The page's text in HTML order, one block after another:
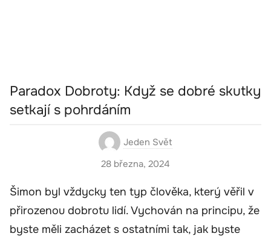
Paradox Dobroty: Když se dobré skutky
setkají s pohrdáním
Jeden Svět
28 března, 2024
Šimon byl vždycky ten typ člověka, který věřil v
přirozenou dobrotu lidí. Vychován na principu, že
byste měli zacházet s ostatními tak, jak byste